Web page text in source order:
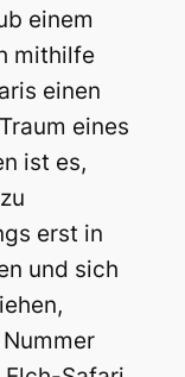
einem
mithilfe
einen
eines
ist es,
erst in
und sich